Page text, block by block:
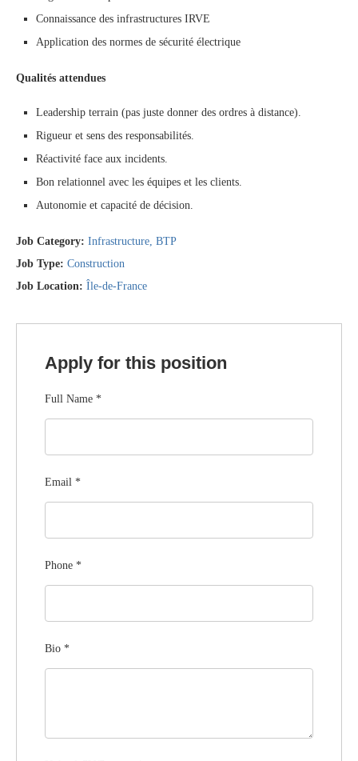
Connaissance des infrastructures IRVE
Application des normes de sécurité électrique
Qualités attendues
Leadership terrain (pas juste donner des ordres à distance).
Rigueur et sens des responsabilités.
Réactivité face aux incidents.
Bon relationnel avec les équipes et les clients.
Autonomie et capacité de décision.
Job Category: Infrastructure BTP
Job Type: Construction
Job Location: Île-de-France
Apply for this position
Full Name *
Email *
Phone *
Bio *